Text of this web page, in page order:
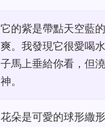
它的紫是帶點天空藍
爽。我發現它很愛喝
子馬上垂給你看，但
神。
花朵是可愛的球形繖